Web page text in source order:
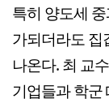
특히 양도세
가되더라도 집
나온다. 최 교
기업들과 학군